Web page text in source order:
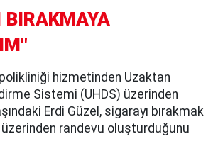
BIRAKMAYA
hizmetinden Uzaktan
Sistemi (UHDS) üzerinden
Erdi Güzel, sigarayı bırakmak
üzerinden randevu oluşturduğunu